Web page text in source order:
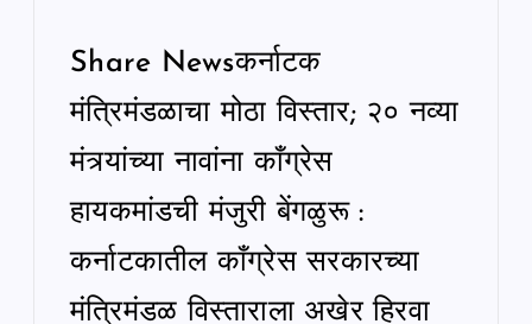
Share Newsकर्नाटक
मंत्रिमंडळाचा मोठा विस्तार; २० नव्या
मंत्र्यांच्या नावांना काँग्रेस
हायकमांडची मंजुरी बेंगळुरू :
कर्नाटकातील काँग्रेस सरकारच्या
मंत्रिमंडळ विस्ताराला अखेर हिरवा